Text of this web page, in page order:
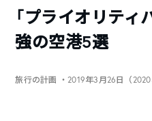
「プライオリティ
強の空港5選
旅行の計画 ・2019年3月26日（2020